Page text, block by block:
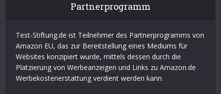
Partnerprogramm
Test-Stiftung.de ist Teilnehmer des Partnerprogramms von
Amazon EU, das zur Bereitstellung eines Mediums für
Websites konzipiert wurde, mittels dessen durch die
Platzierung von Werbeanzeigen und Links zu Amazon.de
Werbekostenerstattung verdient werden kann.